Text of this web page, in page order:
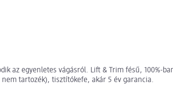
az egyenletes vágásról. Lift & Trim fésű, 100%-
tartozék), tisztítókefe, akár 5 év garancia.